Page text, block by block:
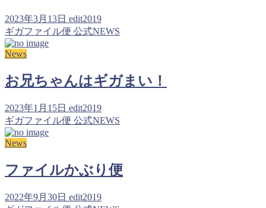
2023年3月13日 edit2019
ギガファイル便 公式NEWS
News
お兄ちゃんはギガまい！
2023年1月15日 edit2019
ギガファイル便 公式NEWS
News
ファイルかぶり便
2022年9月30日 edit2019